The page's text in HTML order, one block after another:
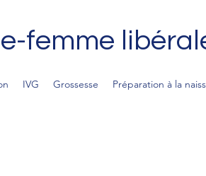
femme
IVG Grossesse Préparation à la